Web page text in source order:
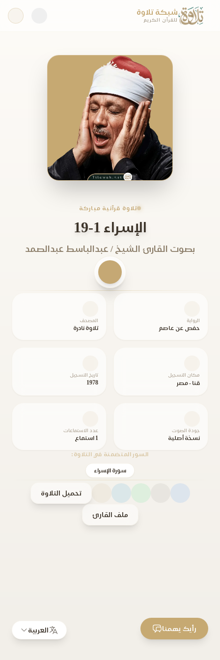
شبكة تلاوة
للقرآن الكريم
تلاوة قرآنية مباركة
الإسراء 1-19
بصوت القارئ الشيخ / عبدالباسط عبدالصمد
الرواية
حفص عن عاصم
المصحف
تلاوة نادرة
مكان التسجيل
قنا - مصر
تاريخ التسجيل
1978
جودة الصوت
نسخة أصلية
عدد الاستماعات
1 استماع
السور المتضمنة في التلاوة:
سورة الإسراء
تحميل التلاوة
ملف القارئ
العربية رأيك يهمنا